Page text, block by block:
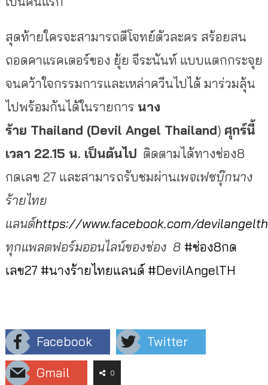
สุดท้ายใครจะสามารถตีโจทย์ตัวละคร สร้อยสน
ถอดคาแรคเตอร์ของ ยุ้ย จีระนันท์ แบบแตกกระจุย
จนคว้าใจกรรมการและเหล่าควีนไปได้ มาร่วมลุ้น
ไปพร้อมกันได้ในรายการ นาง
ร้าย Thailand (Devil Angel Thailand) ศุกร์นี้
เวลา 22.15 น. เป็นต้นไป ติดตามได้ทางช่อง8
กดเลข 27 และสามารถรับชมผ่านเพจเฟซบุ๊กนาง
ร้ายไทย
แลนด์https://www.facebook.com/
ทุกแพลตฟอร์มออนไลน์ของช่อง 8 #ช่อง8กด
เลข27 #นางร้ายไทยแลนด์ #DevilAngelTH
Facebook
Twitter
Gmail
0